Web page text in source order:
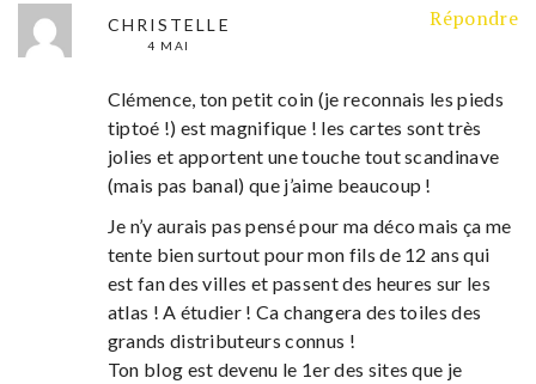
CHRISTELLE
4 MAI
Répondre
Clémence, ton petit coin (je reconnais les pieds
tiptoé !) est magnifique ! les cartes sont très
jolies et apportent une touche tout scandinave
(mais pas banal) que j’aime beaucoup !
Je n’y aurais pas pensé pour ma déco mais ça me
tente bien surtout pour mon fils de 12 ans qui
est fan des villes et passent des heures sur les
atlas ! A étudier ! Ca changera des toiles des
grands distributeurs connus !
Ton blog est devenu le 1er des sites que je